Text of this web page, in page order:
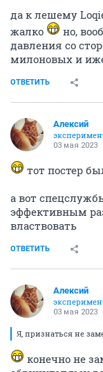
да к лешему
жалко
но,
давления со
милоновых и
ОТВЕТИТЬ
Алексий
03 мая 2023
тот постер
а вот
эффективным
властвовать
ОТВЕТИТЬ
Алексий
03 мая 2023
Я, признаться не
конечно не